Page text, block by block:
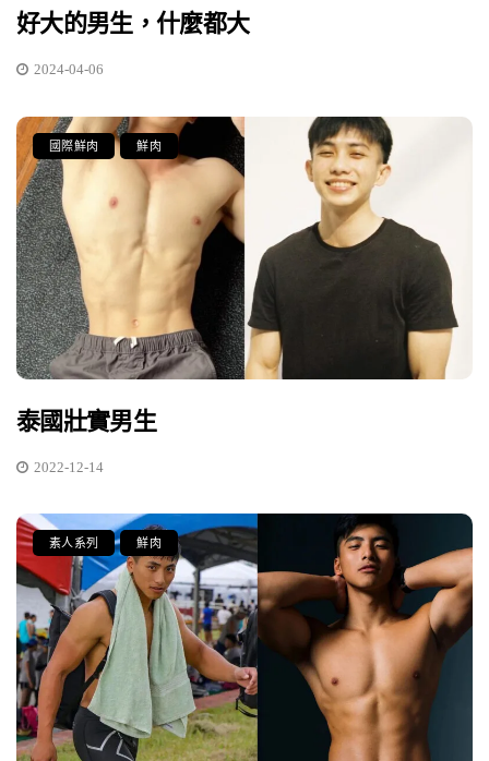
好大的男生，什麼都大
2024-04-06
國際鮮肉 鮮肉
泰國壯實男生
2022-12-14
素人系列 鮮肉